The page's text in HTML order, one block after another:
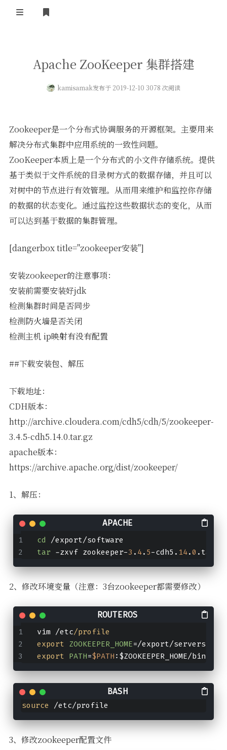
Apache ZooKeeper 集群搭建
kamisamak发布于 2019-12-10 3078 次阅读
Zookeeper是一个分布式协调服务的开源框架。主要用来
解决分布式集群中应用系统的一致性问题。
ZooKeeper本质上是一个分布式的小文件存储系统。提供
基于类似于文件系统的目录树方式的数据存储，并且可以
对树中的节点进行有效管理。从而用来维护和监控你存储
的数据的状态变化。通过监控这些数据状态的变化，从而
可以达到基于数据的集群管理。
[dangerbox title="zookeeper安装"]
安装zookeeper的注意事项：
安装前需要安装好jdk
检测集群时间是否同步
检测防火墙是否关闭
检测主机 ip映射有没有配置
##下载安装包、解压
下载地址：
CDH版本：
http://archive.cloudera.com/cdh5/cdh/5/zookeeper-
3.4.5-cdh5.14.0.tar.gz
apache版本：
https://archive.apache.org/dist/zookeeper/
1、解压：
cd /export/software
tar -zxvf zookeeper-3 . 4. 5-cdh5. 14.0
2、修改环境变量（注意：3台zookeeper都需要修改）
vim /etc/profile
export ZOOKEEPER_HOME=/export/servers/
export PATH=$PATH :$ZOOKEEPER_HOME/bin
source /etc/profile
3、修改zookeeper配置文件